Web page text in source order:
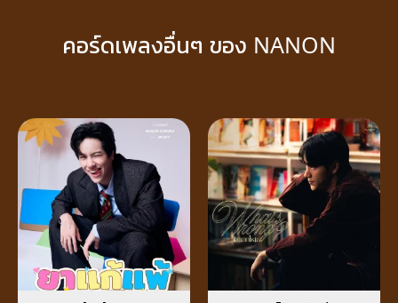
คอร์ดเพลงอื่นๆ ของ NANON